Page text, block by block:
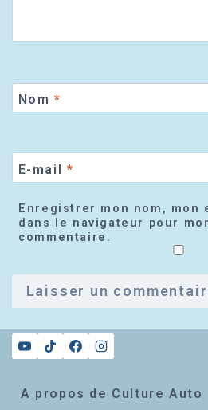
Nom *
E-mail *
Enregistrer mon nom, mon
dans le navigateur pour
commentaire.
A propos de Culture Auto